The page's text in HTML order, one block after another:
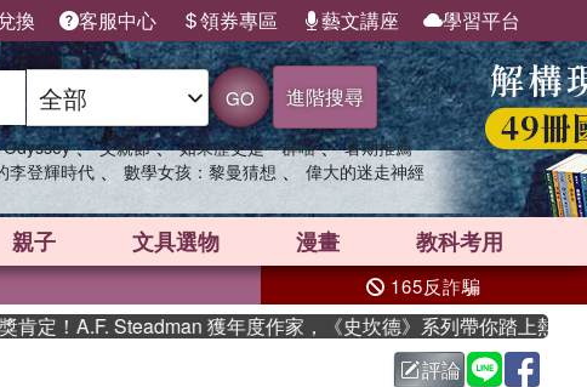
換 客服中心 領券專區 藝文講座 學習平台
GO 進階搜尋
、 父親節 、 如果歷史是一群喵 、 暑期推薦
李登輝時代 、 數學女孩：黎曼猜想 、 偉大的迷走神經
親子 文具選物 漫畫 教科考用
165反詐騙
！A.F. Steadman 獲年度作家，《史坎德》系列帶你踏上熱血奇幻
評論